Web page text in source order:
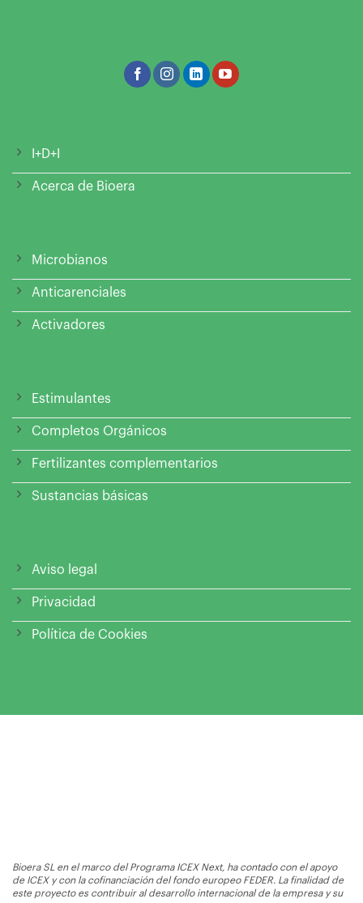
I+D+I
Acerca de Bioera
Microbianos
Anticarenciales
Activadores
Estimulantes
Completos Orgánicos
Fertilizantes complementarios
Sustancias básicas
Aviso legal
Privacidad
Política de Cookies
Bioera SL en el marco del Programa ICEX Next, ha contado con el apoyo
de ICEX y con la cofinanciación del fondo europeo FEDER. La finalidad de
este proyecto es contribuir al desarrollo internacional de la empresa y su